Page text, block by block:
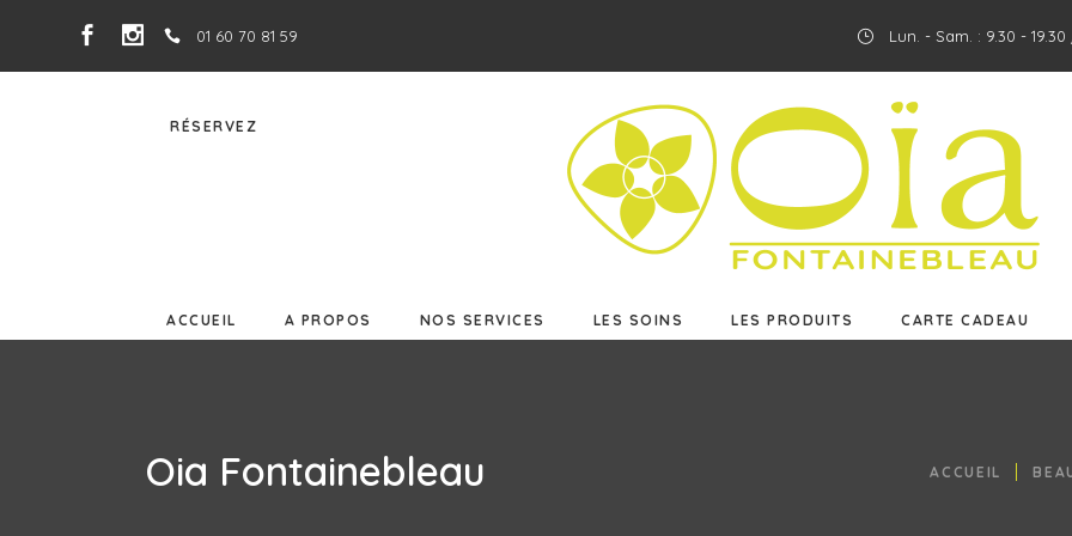
01 60 70 81 59 Lun. - Sam. : 9.30 -
ACCUEIL A PROPOS NOS SERVICES LES SOINS LES PRODUITS CARTE CADEAU
ACCUEIL A PROPOS CARTE CADEAU
RÉSERVEZ
Oia Fontainebleau ACCUEIL